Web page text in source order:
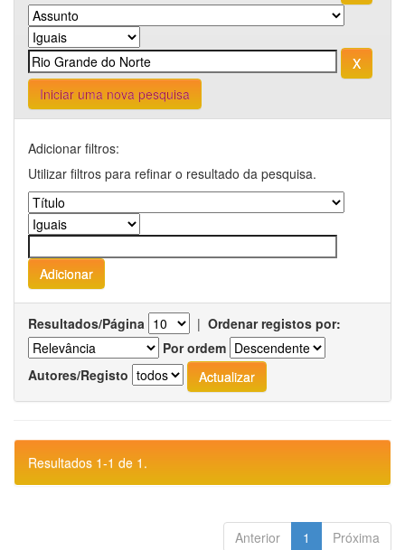
Iniciar uma nova pesquisa
Adicionar filtros:
Utilizar filtros para refinar o resultado da pesquisa.
Resultados/Página | Ordenar registos por:
Por ordem
Autores/Registo
Resultados 1-1 de 1.
Anterior 1 Próxima